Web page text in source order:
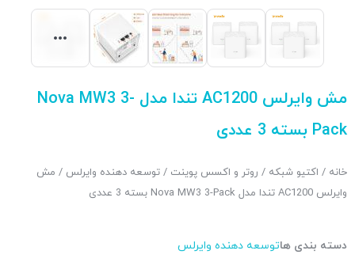
مش وایرلس AC1200 تندا مدل Nova MW3 3-
Pack بسته 3 عددی
خانه / اکتیو شبکه / روتر و اکسس پوینت / توسعه دهنده وایرلس / مش
وایرلس AC1200 تندا مدل Nova MW3 3-Pack بسته 3 عددی
دسته بندی هاتوسعه دهنده وایرلس